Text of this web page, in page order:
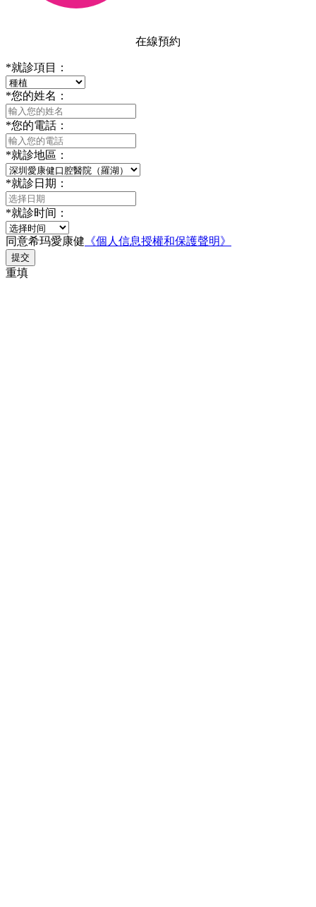
在線預約
*就診項目：
*您的姓名：
*您的電話：
*就診地區：
*就診日期：
*就診时间：
同意希玛愛康健 《個人信息授權和保護聲明》
提交
重填